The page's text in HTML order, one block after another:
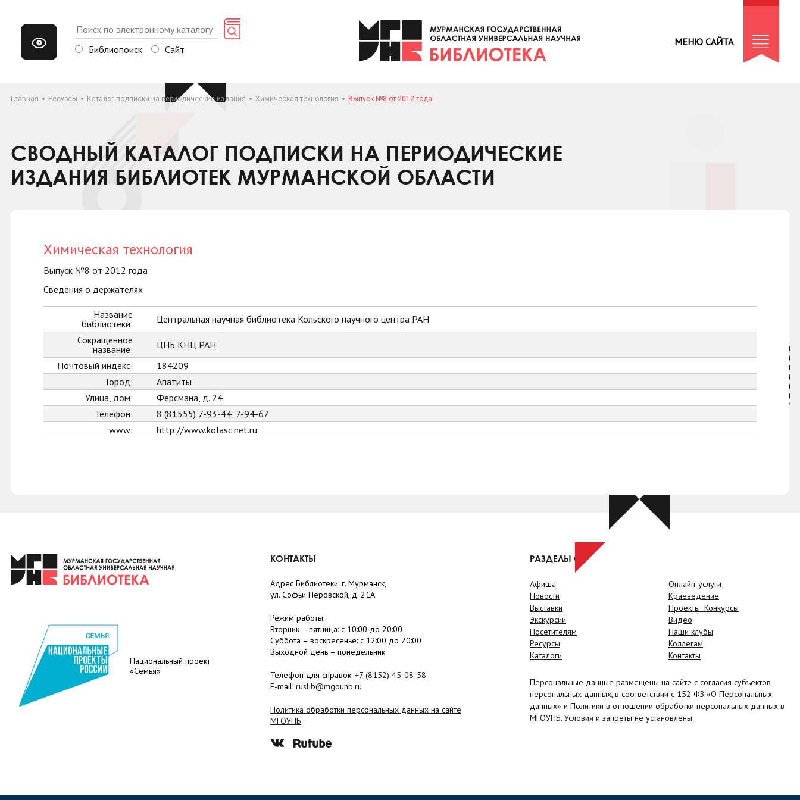
Библиопоиск Сайт
МЕНЮ САЙТА
Главная Ресурсы Каталог подписки на периодические издания Химическая технология Выпуск №8 от 2012 года
СВОДНЫЙ КАТАЛОГ ПОДПИСКИ НА ПЕРИОДИЧЕСКИЕ
ИЗДАНИЯ БИБЛИОТЕК МУРМАНСКОЙ ОБЛАСТИ
Химическая технология
Выпуск №8 от 2012 года
Сведения о держателях
Название
библиотеки:
Центральная научная библиотека Кольского научного центра РАН
Сокращенное
название:
ЦНБ КНЦ РАН
Почтовый индекс:
184209
Город:
Апатиты
Улица, дом:
Ферсмана, д. 24
Телефон:
8 (81555) 7-93-44, 7-94-67
www:
http://www.kolasc.net.ru
Национальный проект
«Семья»
КОНТАКТЫ
Адрес Библиотеки: г. Мурманск,
ул. Софьи Перовской, д. 21А
Режим работы:
Вторник – пятница: с 10:00 до 20:00
Суббота – воскресенье: c 12:00 до 20:00
Выходной день – понедельник
Телефон для справок: +7 (8152) 45-08-58
E-mail: ruslib@mgounb.ru
Политика обработки персональных данных на сайте
МГОУНБ
РАЗДЕЛЫ САЙТА
Афиша
Новости
Выставки
Экскурсии
Посетителям
Ресурсы
Каталоги
Онлайн-услуги
Краеведение
Проекты. Конкурсы
Видео
Наши клубы
Коллегам
Контакты
Персональные данные размещены на сайте с согласия субъектов
персональных данных, в соответствии с 152 ФЗ «О Персональных
данных» и Политики в отношении обработки персональных данных в
МГОУНБ. Условия и запреты не установлены.